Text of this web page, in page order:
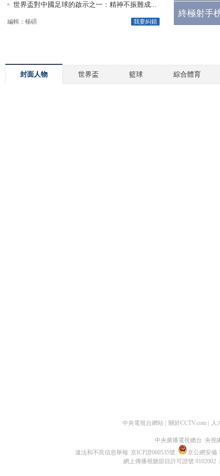
世界盃對中國足球的啟示之一：精神不振難成...
我要糾錯
編輯：楊碩
終極射手
封面人物 世界盃 籃球 綜合體育
中央電視台網站 關於CCTV.com 人
中央廣播電視總台 央視
違法和不良信息舉報 京ICP證060535號
京公網安備
網上傳播視聽節目許可證號 0102002